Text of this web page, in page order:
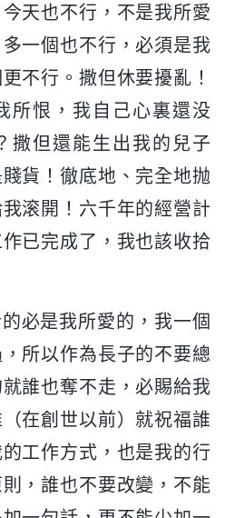
天也不行，不是我所愛
一個也不行，必須是我
不行。撒但休要擾亂！
所恨，我自己心裏還没
撒但還能生出我的兒子
貨！徹底地、完全地抛
滚開！六千年的經營計
已完成了，我也該收拾
必是我所愛的，我一個
所以作為長子的不要總
誰也奪不走，必賜給我
在創世以前）就祝福誰
的工作方式，也是我的行
，誰也不要改變，不能